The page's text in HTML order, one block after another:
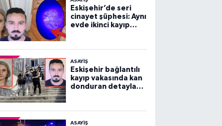
Eskişehir’de seri
cinayet şüphesi: Aynı
evde ikinci kayıp
ASAYİŞ
Eskişehir bağlantılı
kayıp vakasında kan
donduran detaylar
ASAYİŞ